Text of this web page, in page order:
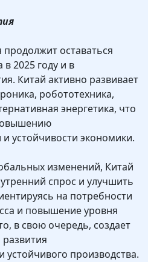
оставаться
2025 году и в
Китай активно развивает
робототехника,
энергетика, что
устойчивости экономики.
изменений, Китай
спрос и улучшить
на потребности
и повышение уровня
в свою очередь, создает
устойчивого производства.